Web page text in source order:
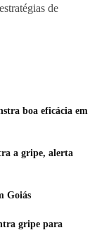
de
boa eficácia em
a gripe, alerta
Goiás
gripe para